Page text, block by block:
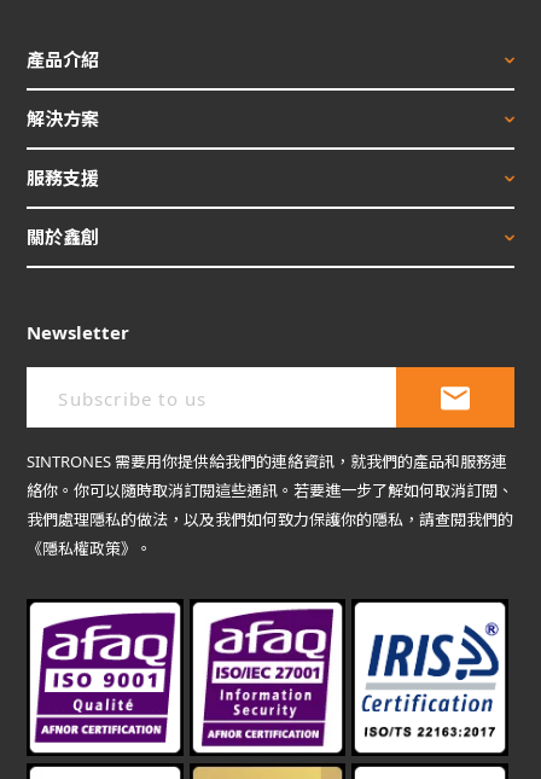
產品介紹
解決方案
服務支援
關於鑫創
Newsletter
SINTRONES 需要用你提供給我們的連絡資訊，就我們的產品和服務連
絡你。你可以隨時取消訂閱這些通訊。若要進一步了解如何取消訂閱、
我們處理隱私的做法，以及我們如何致力保護你的隱私，請查閱我們的
《隱私權政策》。